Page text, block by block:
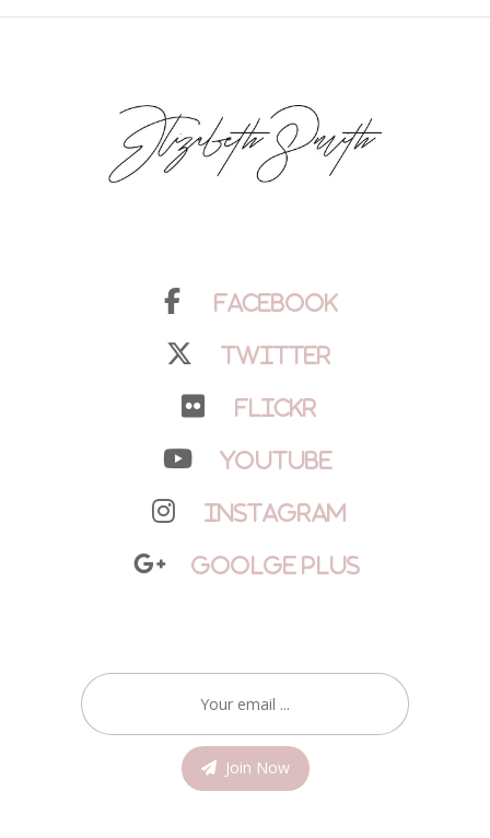
Facebook
Twitter
Flickr
YouTube
Instagram
Goolge Plus
Join Now